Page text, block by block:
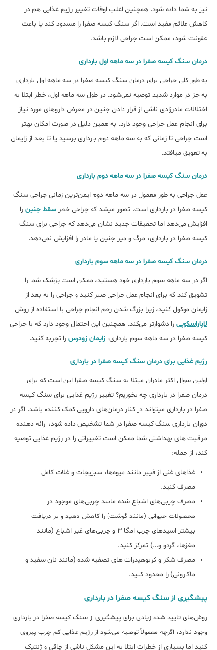
نیز به شما داده شود. همچنین اغلب اوقات تغییر رژیم غذایی هم در
کاهش علائم مفید است. اگر سنگ کیسه صفرا را مسدود کند یا باعث
عفونت شود، ممکن است جراحی لازم باشد.
درمان سنگ کیسه صفرا در سه ماهه اول بارداری
به طور کلی جراحی برای درمان سنگ کیسه صفرا در سه ماهه اول بارداری
به جز در موارد شدید توصیه نمی‎‌شود. در طول سه ماهه اول، خطر ابتلا به
اختلالات مادرزادی ناشی از قرار دادن جنین در معرض داروهای مورد نیاز
برای انجام عمل جراحی وجود دارد. به همین دلیل در صورت امکان بهتر
است جراحی تا زمانی که به سه ماهه دوم بارداری برسید یا تا بعد از زایمان
به تعویق می‎افتد.
درمان سنگ کیسه صفرا در سه ماهه دوم بارداری
عمل جراحی به طور معمول در سه ماهه دوم ایمن‌ترین زمانی جراحی سنگ
کیسه صفرا در بارداری است. تصور می‎شد که جراحی خطر
سقط جنین را
افزایش می‎‌دهد اما تحقیقات جدید نشان می‌‎دهد که جراحی برای سنگ
کیسه صفرا در بارداری، مرگ و میر جنین یا مادر را افزایش نمی‎‌دهد.
درمان سنگ کیسه صفرا در سه ماهه سوم بارداری
اگر در سه ماهه سوم بارداری خود هستید، ممکن است پزشک شما را
تشویق کند که برای انجام عمل جراحی صبر کنید و جراحی را به بعد از
زایمان موکول کنید، زیرا بزرگ شدن رحم انجام جراحی با استفاده از روش
لاپاراسکوپی را دشوارتر می‌کند. همچنین این احتمال وجود دارد که با جراحی
کیسه صفرا در سه ماهه سوم بارداری، زایمان زودرس را تجربه کنید.
رژﯾﻢ ﻏﺬایی ﺑﺮای درمان ﺳﻨﮓ ﮐﯿﺴﻪ ﺻﻔﺮا در ﺑﺎرداری
اولین سوال اکثر مادران مبتلا به سنگ کیسه صفرا این است که ﺑﺮای
درﻣﺎن ﺻﻔﺮا در ﺑﺎرداری ﭼﻪ ﺑﺨﻮرﯾﻢ؟ تغییر رژﯾﻢ ﻏﺬایی ﺑﺮای ﺳﻨﮓ ﮐﯿﺴﻪ
ﺻﻔﺮا در ﺑﺎرداری می‏تواند در کنار درمان‌های دارویی کمک کننده باشد. اگر در
دوران بارداری سنگ کیسه صفرا در شما تشخیص داده شود، ارائه دهنده
مراقبت های بهداشتی شما ممکن است تغییراتی را در رژیم غذایی توصیه
کند، از جمله:
غذاهای غنی از فیبر مانند میوه‎‌ها، سبزیجات و غلات کامل
مصرف کنید.
مصرف چربی‌‏های اشباع شده مانند چربی‌های موجود در
محصولات حیوانی (مانند گوشت) را کاهش دهید و بر دریافت
بیشتر اسیدهای چرب امگا 3 و چربی‌های غیر اشباع (مانند
مغزها، گردو و...) تمرکز کنید.
مصرف شکر و کربوهیدرات های تصفیه شده (مانند نان سفید و
ماکارونی) را محدود کنید.
پیشگیری از ﺳﻨﮓ ﮐﯿﺴﻪ ﺻﻔﺮا در ﺑﺎرداری
روش‌های تایید شده زیادی برای پیشگیری از سنگ کیسه صفرا در بارداری
وجود ندارد، اگرچه معمولاً توصیه می‌شود از رژیم غذایی کم چرب پیروی
کنید اما بسیاری از خطرات ابتلا به این مشکل ناشی از چاقی و ژنتیک